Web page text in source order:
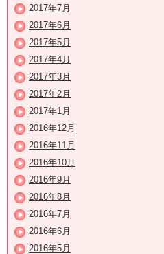
2017年7月
2017年6月
2017年5月
2017年4月
2017年3月
2017年2月
2017年1月
2016年12月
2016年11月
2016年10月
2016年9月
2016年8月
2016年7月
2016年6月
2016年5月